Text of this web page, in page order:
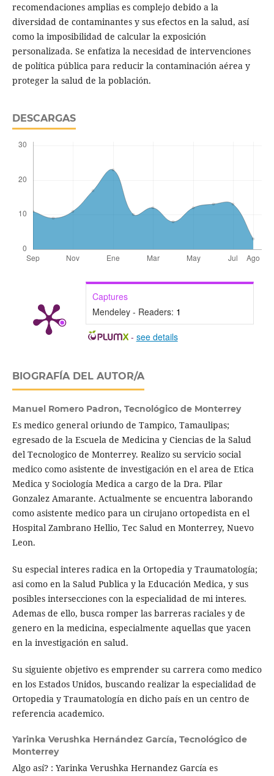
recomendaciones amplias es complejo debido a la
diversidad de contaminantes y sus efectos en la salud, así
como la imposibilidad de calcular la exposición
personalizada. Se enfatiza la necesidad de intervenciones
de política pública para reducir la contaminación aérea y
proteger la salud de la población.
DESCARGAS
Captures
Mendeley - Readers: 1
- see details
BIOGRAFÍA DEL AUTOR/A
Manuel Romero Padron, Tecnológico de Monterrey
Es medico general oriundo de Tampico, Tamaulipas;
egresado de la Escuela de Medicina y Ciencias de la Salud
del Tecnologico de Monterrey. Realizo su servicio social
medico como asistente de investigación en el area de Etica
Medica y Sociología Medica a cargo de la Dra. Pilar
Gonzalez Amarante. Actualmente se encuentra laborando
como asistente medico para un cirujano ortopedista en el
Hospital Zambrano Hellio, Tec Salud en Monterrey, Nuevo
Leon.
Su especial interes radica en la Ortopedia y Traumatología;
asi como en la Salud Publica y la Educación Medica, y sus
posibles intersecciones con la especialidad de mi interes.
Ademas de ello, busca romper las barreras raciales y de
genero en la medicina, especialmente aquellas que yacen
en la investigación en salud.
Su siguiente objetivo es emprender su carrera como medico
en los Estados Unidos, buscando realizar la especialidad de
Ortopedia y Traumatología en dicho país en un centro de
referencia academico.
Yarinka Verushka Hernández García, Tecnológico de
Monterrey
Algo así? : Yarinka Verushka Hernandez García es